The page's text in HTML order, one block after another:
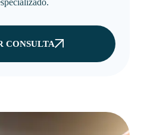
CONSULTA